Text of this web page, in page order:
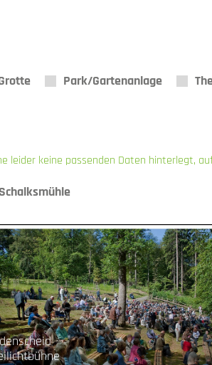
Park/Gartenanlage
keine passenden Daten hinterlegt,
Schalksmühle